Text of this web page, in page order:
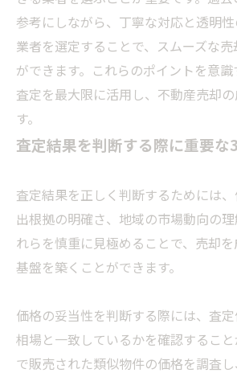
参考にしながら、丁寧な対応と透明
業者を選定することで、スムーズな
ができます。これらのポイントを意
査定を最大限に活用し、不動産売却
す。
査定結果を判断する際に重要な
査定結果を正しく判断するためには
出根拠の明確さ、地域の市場動向の
れらを慎重に見極めることで、売却
基盤を築くことができます。
価格の妥当性を判断する際には、査
相場と一致しているかを確認するこ
で販売された類似物件の価格を調査